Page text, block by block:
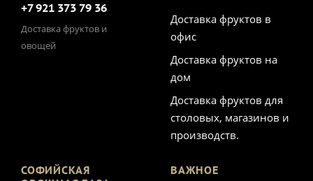
+7 921 373 79 36
Доставка фруктов и
овощей
Доставка фруктов в
офис
Доставка фруктов на
дом
Доставка фруктов для
столовых, магазинов и
производств.
СОФИЙСКАЯ
ВАЖНОЕ